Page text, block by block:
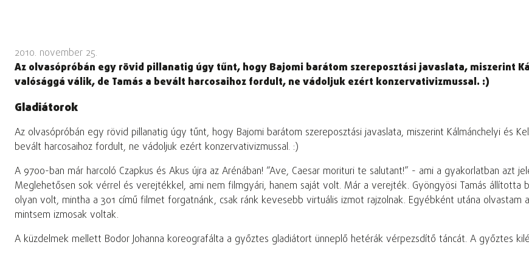
2010. november 25.
Az olvasópróbán egy rövid pillanatig úgy tűnt, hogy Bajomi barátom szereposztási javaslata, miszerint
valósággá válik, de Tamás a bevált harcosaihoz fordult, ne vádoljuk ezért konzervativizmussal. :)
Gladiátorok
Az olvasópróbán egy rövid pillanatig úgy tűnt, hogy Bajomi barátom szereposztási javaslata, miszerint Kálmánchelyi és
bevált harcosaihoz fordult, ne vádoljuk ezért konzervativizmussal. :)
A 9700-ban már harcoló Czapkus és Akus újra az Arénában! “Ave, Caesar morituri te salutant!” - ami a gyakorlatban
Meglehetősen sok vérrel és verejtékkel, ami nem filmgyári, hanem saját volt. Már a verejték. Gyöngyösi Tamás állította
olyan volt, mintha a 301 című filmet forgatnánk, csak ránk kevesebb virtuális izmot rajzolnak. Egyébként utána
mintsem izmosak voltak.
A küzdelmek mellett Bodor Johanna koreografálta a győztes gladiátort ünneplő hetérák vérpezsdítő táncát. A győztes